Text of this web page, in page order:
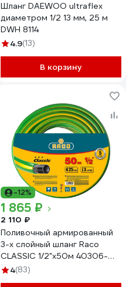
Шланг DAEWOO ultraflex
диаметром 1/2 13 мм, 25 м
DWH 8114
4.9(13)
В корзину
-12%
1 865 ₽
2 110 ₽
Поливочный армированный
3-х слойный шланг Raco
CLASSIC 1/2"x50м 40306-
1/2-50_z01
4(83)